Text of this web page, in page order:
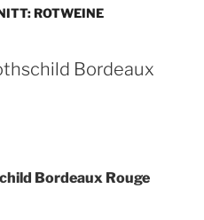
ROTWEINE
Bordeaux
Bordeaux Rouge